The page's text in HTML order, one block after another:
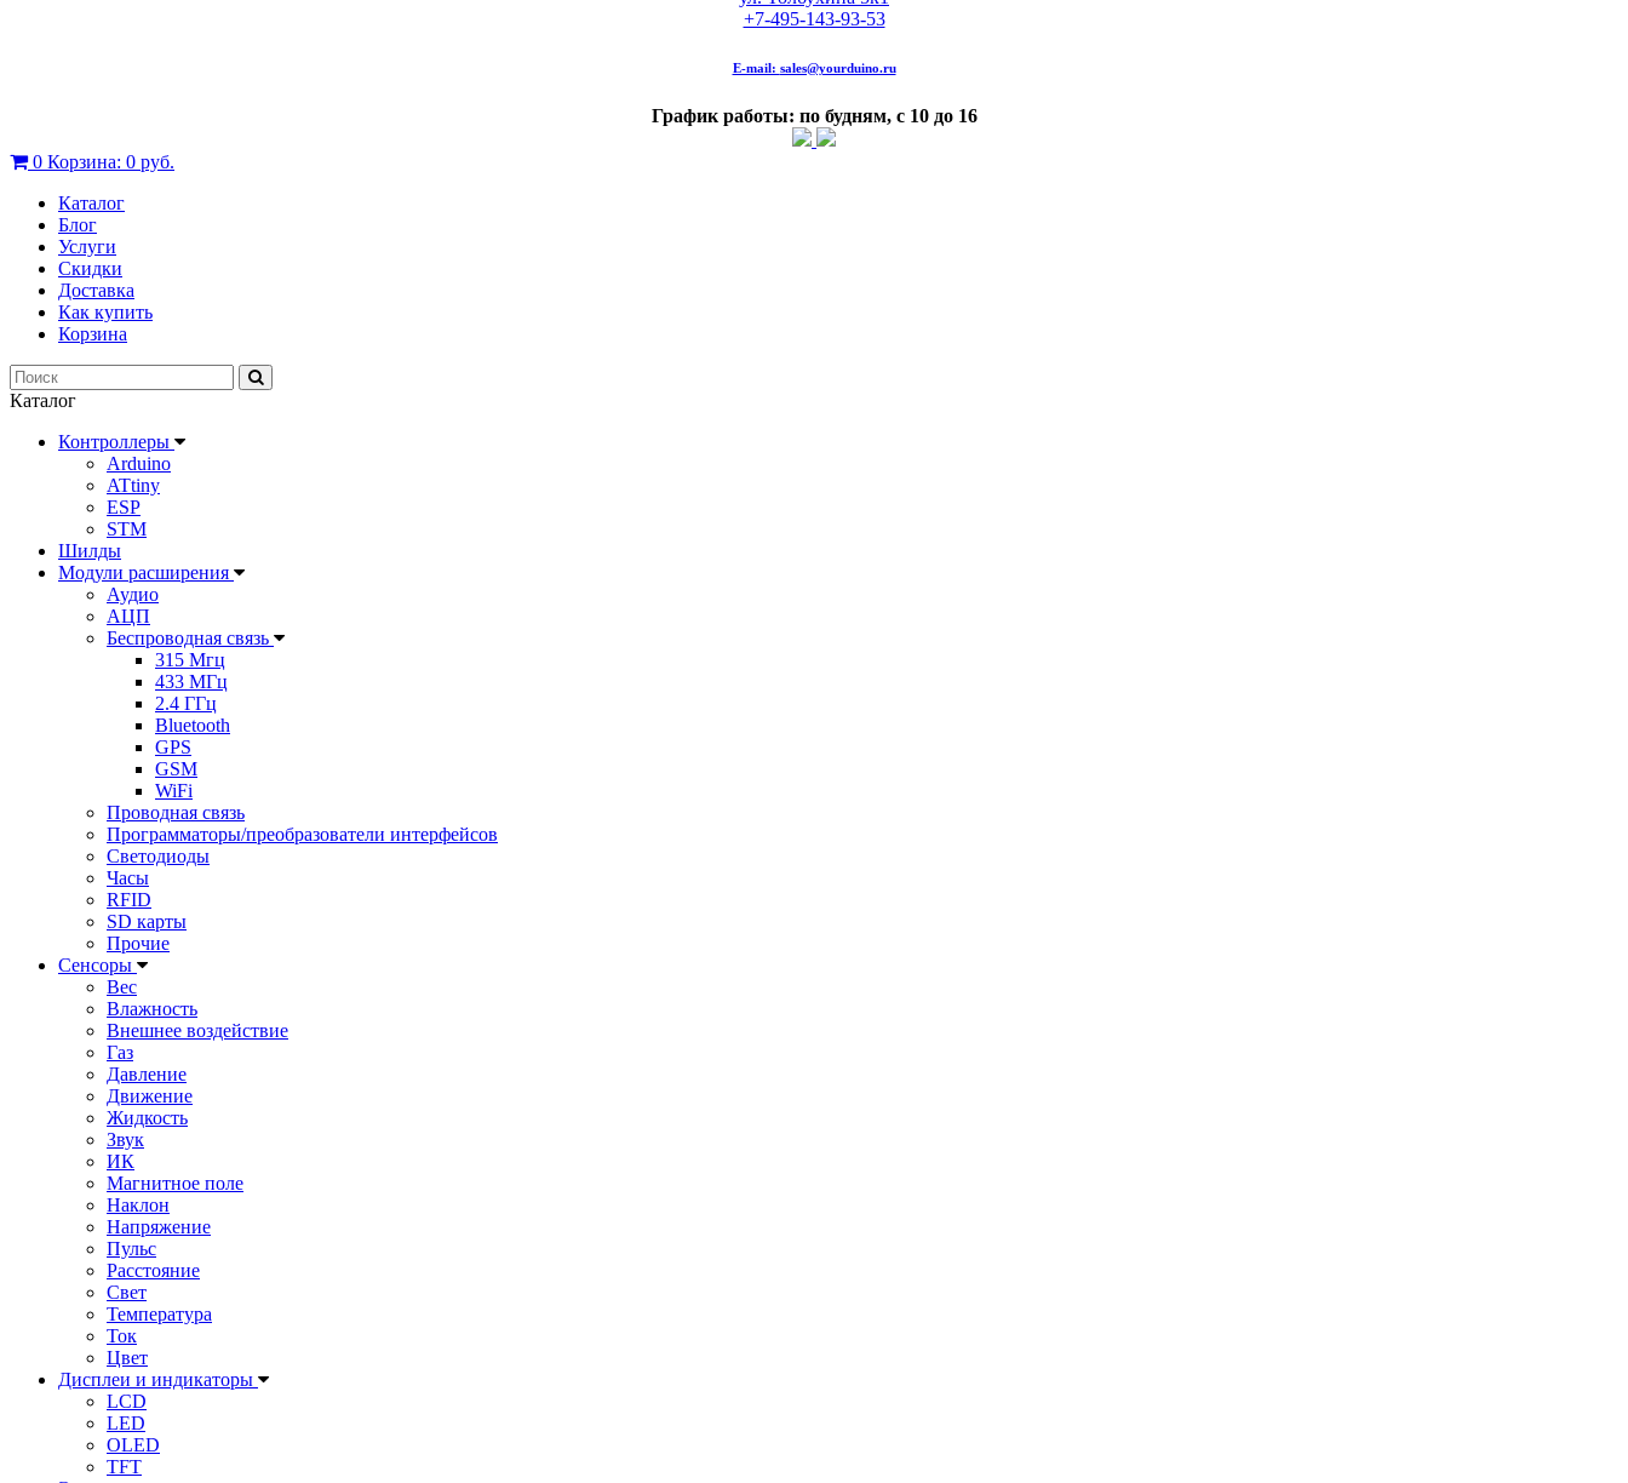
+7-495-143-93-53
E-mail: sales@yourduino.ru
График работы: по будням, с 10 до 16
0 Корзина: 0 руб.
Каталог
Блог
Услуги
Скидки
Доставка
Как купить
Корзина
Каталог
Контроллеры
Arduino
ATtiny
ESP
STM
Шилды
Модули расширения
Аудио
АЦП
Беспроводная связь
315 Мгц
433 МГц
2.4 ГГц
Bluetooth
GPS
GSM
WiFi
Проводная связь
Программаторы/преобразователи интерфейсов
Светодиоды
Часы
RFID
SD карты
Прочие
Сенсоры
Вес
Влажность
Внешнее воздействие
Газ
Давление
Движение
Жидкость
Звук
ИК
Магнитное поле
Наклон
Напряжение
Пульс
Расстояние
Свет
Температура
Ток
Цвет
Дисплеи и индикаторы
LCD
LED
OLED
TFT